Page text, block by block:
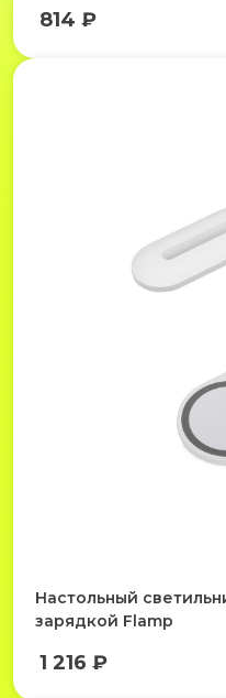
814 ₽
Настольный
зарядкой Flamp
1 216 ₽